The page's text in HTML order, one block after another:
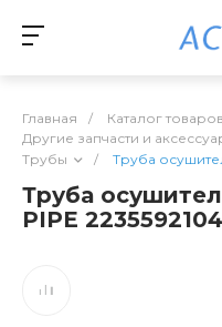
Главная / Каталог товаров
Другие запчасти и
Трубы
/ Труба
Труба
PIPE 2235592104